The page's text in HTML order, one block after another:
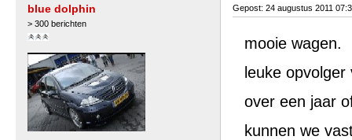
blue dolphin
> 300 berichten
Gepost: 24 augustus 2011
mooie wagen.
leuke
over een jaar
kunnen we